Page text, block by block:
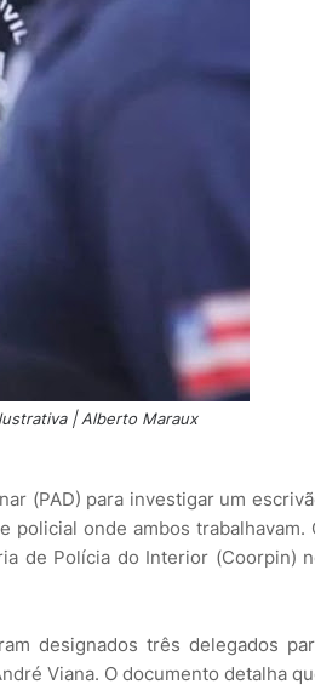
| Alberto Maraux
(PAD) para investigar um
policial onde ambos trabalhavam.
de Polícia do Interior (Coorpin)
designados três delegados
Viana. O documento detalha